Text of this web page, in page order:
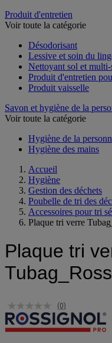
Produit d'entretien
Voir toute la catégorie
Désodorisant
Lessive et soin du
Nettoyant sol et multi-
Produit d'entretien
Produit vaisselle
Savon et hygiène de la
Voir toute la catégorie
Hygiène de la
Hygiène des mains
Accueil
Hygiène
Gestion des déchets
Poubelle de tri des
Accessoires pour tri
Plaque tri verre
Plaque tri
(0)